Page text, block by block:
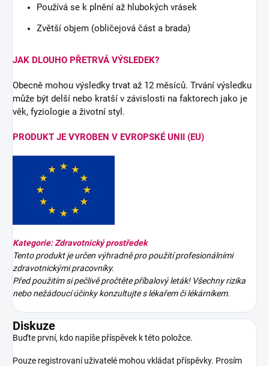
Používá se k plnění až hlubokých vrásek
Zvětší objem (obličejová část a brada)
JAK DLOUHO PŘETRVÁ VÝSLEDEK?
Obecně mohou výsledky trvat až 12 měsíců. Trvání výsledku
může být delší nebo kratší v závislosti na faktorech jako je
věk, fyziologie a životní styl.
PRODUKT JE VYROBEN V EVROPSKÉ UNII (EU)
Kategorie: Zdravotnický prostředek
Tento produkt je určen výhradně pro použití profesionálními
zdravotnickými pracovníky.
Před použitím si pečlivě pročtěte příbalový leták! Všechny rizika
nebo nežádoucí účinky konzultujte s lékařem či lékárníkem.
Diskuze
Buďte první, kdo napíše příspěvek k této položce.
Pouze registrovaní uživatelé mohou vkládat příspěvky. Prosím